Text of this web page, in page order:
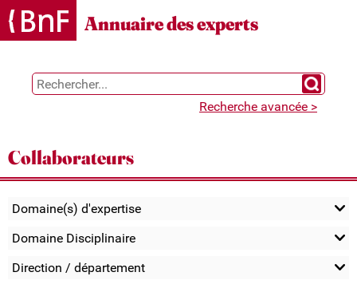
Gestion des cookies
Annuaire des experts
Chercher
Recherche avancée >
Collaborateurs
Domaine(s) d'expertise
Domaine Disciplinaire
Direction / département